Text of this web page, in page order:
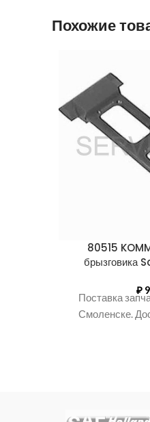
Похожие
80515
брызговика
₽
Поставка
Смоленске.